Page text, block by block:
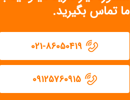
ما تماس بگیرید.
09125760915